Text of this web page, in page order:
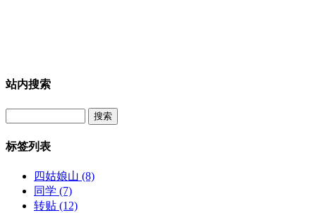
站内搜索
标签列表
四姑娘山 (8)
同学 (7)
转贴 (12)